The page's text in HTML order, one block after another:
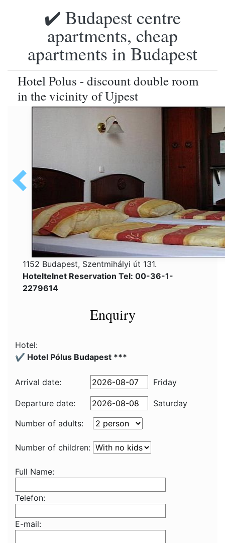
✔️ Budapest centre
apartments, cheap
apartments in Budapest
Hotel Polus - discount double room
in the vicinity of Ujpest
1152 Budapest, Szentmihályi út 131.
Hoteltelnet Reservation Tel: 00-36-1-
2279614
Enquiry
Hotel:
✔️ Hotel Pólus Budapest ***
Arrival date: Friday
Departure date:
Saturday
Number of adults:
Number of children:
Full Name:
Telefon:
E-mail: